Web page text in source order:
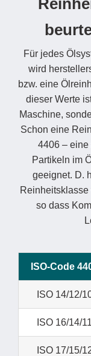
Für jedes
wird
bzw. eine
dieser Werte
Maschine,
Schon eine
4406 – eine
Partikeln im
geeignet. D.
Reinheitsklasse
so dass
ISO-Code
ISO 14/12/
ISO 16/14/11
ISO 17/15/